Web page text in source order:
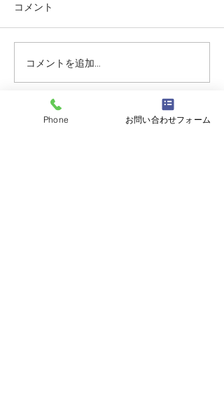
志誠會ファィティングト
ーナメント2026夏の陣！
6/7開催 ⑫
コメント
コメントを追加…
志誠會
Phone お問い合わせフォーム